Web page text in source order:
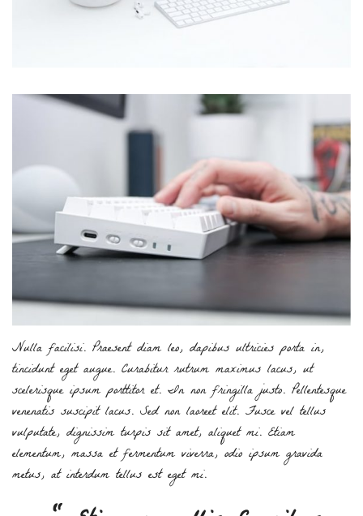
Nulla facilisi. Praesent diam leo, dapibus ultricies porta in,
tincidunt eget augue. Curabitur rutrum maximus lacus, ut
scelerisque ipsum porttitor et. In non fringilla justo. Pellentesque
venenatis suscipit lacus. Sed non laoreet elit. Fusce vel tellus
vulputate, dignissim turpis sit amet, aliquet mi. Etiam
elementum, massa et fermentum viverra, odio ipsum gravida
metus, at interdum tellus est eget mi.